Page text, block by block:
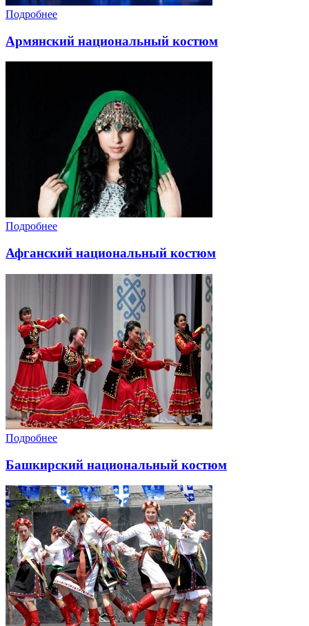
Подробнее
Армянский национальный костюм
Подробнее
Афганский национальный костюм
Подробнее
Башкирский национальный костюм